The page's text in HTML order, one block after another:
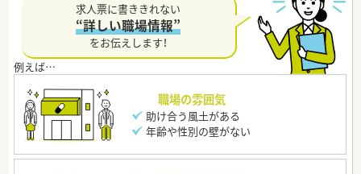
求人票に書ききれない
“詳しい職場情報”
をお伝えします！
職場の雰囲気
助け合う風土がある
年齢や性別の壁がない